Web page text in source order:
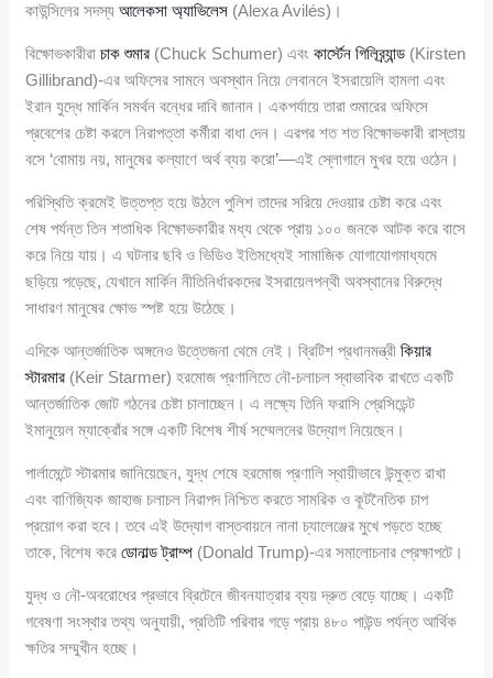
কাউন্সিলের সদস্যআলেকসা অ্যাভিলেস (Alexa Avilés)।
বিক্ষোভকারীরাচাক শুমার (Chuck Schumer) এবংকার্স্টেন গিলিব্র্যান্ড (Kirsten
Gillibrand)-এর অফিসের সামনে অবস্থান নিয়ে লেবাননে ইসরায়েলি হামলা এবং
ইরান যুদ্ধে মার্কিন সমর্থন বন্ধের দাবি জানান। একপর্যায়ে তারা শুমারের অফিসে
প্রবেশের চেষ্টা করলে নিরাপত্তা কর্মীরা বাধা দেন। এরপর শত শত বিক্ষোভকারী রাস্তায়
বসে ‘বোমায় নয়, মানুষের কল্যাণে অর্থ ব্যয় করো’—এই স্লোগানে মুখর হয়ে ওঠেন।
পরিস্থিতি ক্রমেই উত্তপ্ত হয়ে উঠলে পুলিশ তাদের সরিয়ে দেওয়ার চেষ্টা করে এবং
শেষ পর্যন্ত তিন শতাধিক বিক্ষোভকারীর মধ্য থেকে প্রায় ১০০ জনকে আটক করে বাসে
করে নিয়ে যায়। এ ঘটনার ছবি ও ভিডিও ইতিমধ্যেই সামাজিক যোগাযোগমাধ্যমে
ছড়িয়ে পড়েছে, যেখানে মার্কিন নীতিনির্ধারকদের ইসরায়েলপন্থী অবস্থানের বিরুদ্ধে
সাধারণ মানুষের ক্ষোভ স্পষ্ট হয়ে উঠেছে।
এদিকে আন্তর্জাতিক অঙ্গনেও উত্তেজনা থেমে নেই। ব্রিটিশ প্রধানমন্ত্রীকিয়ার
স্টারমার (Keir Starmer) হরমোজ প্রণালিতে নৌ-চলাচল স্বাভাবিক রাখতে একটি
আন্তর্জাতিক জোট গঠনের চেষ্টা চালাচ্ছেন। এ লক্ষ্যে তিনি ফরাসি প্রেসিডেন্ট
ইমানুয়েল ম্যাক্রোঁর সঙ্গে একটি বিশেষ শীর্ষ সম্মেলনের উদ্যোগ নিয়েছেন।
পার্লামেন্টে স্টারমার জানিয়েছেন, যুদ্ধ শেষে হরমোজ প্রণালি স্থায়ীভাবে উন্মুক্ত রাখা
এবং বাণিজ্যিক জাহাজ চলাচল নিরাপদ নিশ্চিত করতে সামরিক ও কূটনৈতিক চাপ
প্রয়োগ করা হবে। তবে এই উদ্যোগ বাস্তবায়নে নানা চ্যালেঞ্জের মুখে পড়তে হচ্ছে
তাকে, বিশেষ করেডোনাল্ড ট্রাম্প (Donald Trump)-এর সমালোচনার প্রেক্ষাপটে।
যুদ্ধ ও নৌ-অবরোধের প্রভাবে ব্রিটেনে জীবনযাত্রার ব্যয় দ্রুত বেড়ে যাচ্ছে। একটি
গবেষণা সংস্থার তথ্য অনুযায়ী, প্রতিটি পরিবার গড়ে প্রায় ৪৮০ পাউন্ড পর্যন্ত আর্থিক
ক্ষতির সম্মুখীন হচ্ছে।